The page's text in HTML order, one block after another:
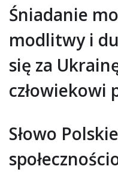
Śniadanie
modlitwy i
się za
człowiekowi
Słowo